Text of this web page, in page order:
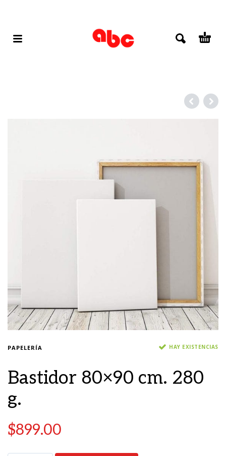
PAPELERÍA HAY EXISTENCIAS
Bastidor 80×90 cm. 280
g.
$899.00